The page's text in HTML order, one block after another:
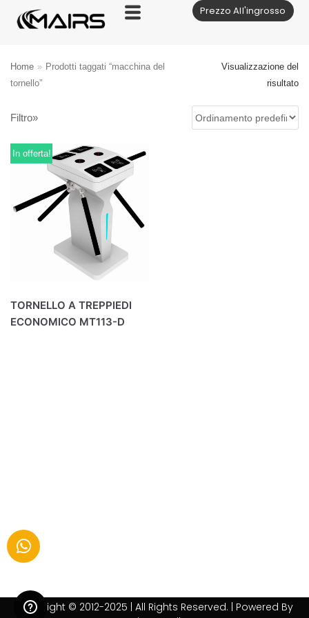
Vai
al
Prezzo All'ingrosso
Home » Prodotti taggati “macchina del
tornello”
Visualizzazione del
risultato
Filtro»
In offerta!
TORNELLO A TREPPIEDI
ECONOMICO MT113-D
Copyright © 2012-2025 | All Rights Reserved. | Powered By